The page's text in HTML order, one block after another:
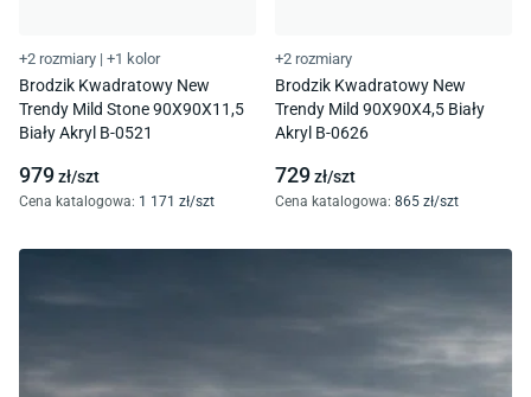
+2 rozmiary | +1 kolor
Brodzik Kwadratowy New
Trendy Mild Stone 90X90X11,5
Biały Akryl B-0521
979zł/szt
Cena katalogowa: 1 171 zł/szt
+2 rozmiary
Brodzik Kwadratowy New
Trendy Mild 90X90X4,5 Biały
Akryl B-0626
729zł/szt
Cena katalogowa: 865 zł/szt